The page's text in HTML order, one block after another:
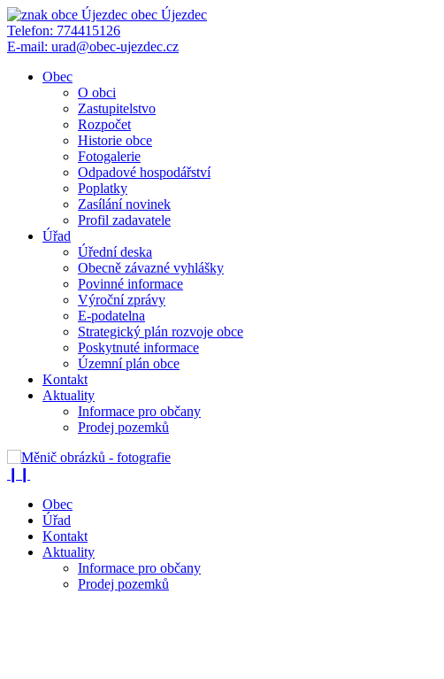
obec Újezdec
Telefon: 774415126
E-mail: urad@obec-ujezdec.cz
Obec
O obci
Zastupitelstvo
Rozpočet
Historie obce
Fotogalerie
Odpadové hospodářství
Poplatky
Zasílání novinek
Profil zadavatele
Úřad
Úřední deska
Obecně závazné vyhlášky
Povinné informace
Výroční zprávy
E-podatelna
Strategický plán rozvoje obce
Poskytnuté informace
Územní plán obce
Kontakt
Aktuality
Informace pro občany
Prodej pozemků
Obec
Úřad
Kontakt
Aktuality
Informace pro občany
Prodej pozemků